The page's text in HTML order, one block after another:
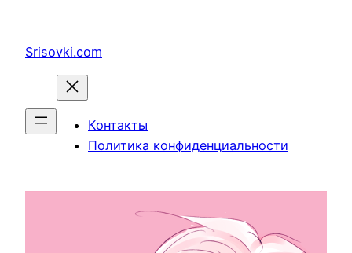
содержимому
Srisovki.com
Контакты
Политика конфиденциальности